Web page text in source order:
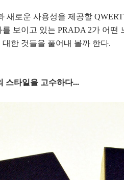
새로운 사용성을 제공할
보이고 있는 PRADA 2가 어떤
한 것들을 풀어내 볼까 한다.
스타일을 고수하다...